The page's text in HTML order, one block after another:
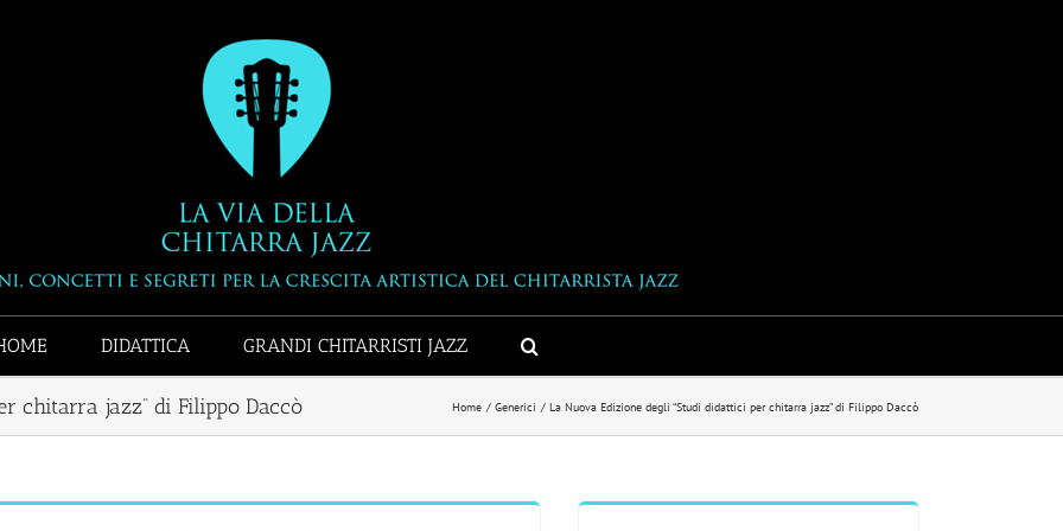
DIDATTICA GRANDI CHITARRISTI JAZZ
chitarra jazz” di Filippo Daccò Home Generici La Nuova Edizione degli “Studi didattici per chitarra jazz” di Filippo Daccò